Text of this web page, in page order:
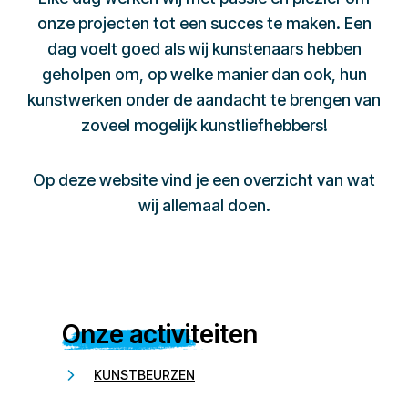
onze projecten tot een succes te maken. Een
dag voelt goed als wij kunstenaars hebben
geholpen om, op welke manier dan ook, hun
kunstwerken onder de aandacht te brengen van
zoveel mogelijk kunstliefhebbers!
Op deze website vind je een overzicht van wat
wij allemaal doen.
Onze activiteiten
KUNSTBEURZEN